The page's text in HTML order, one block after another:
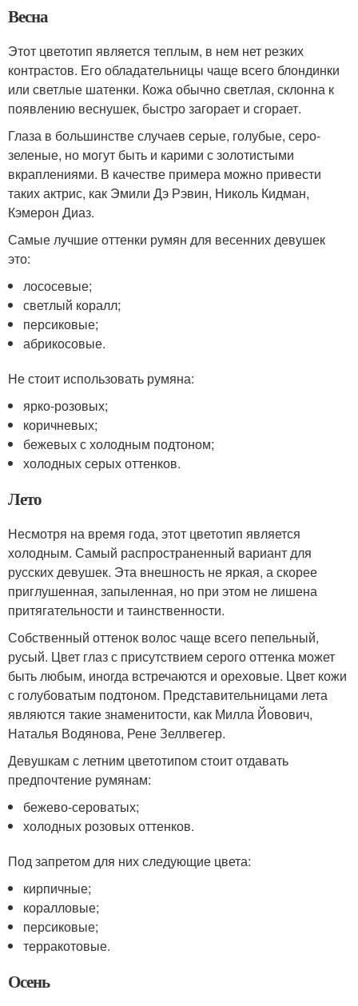
Весна
Этот цветотип является теплым, в нем нет резких
контрастов. Его обладательницы чаще всего блондинки
или светлые шатенки. Кожа обычно светлая, склонна к
появлению веснушек, быстро загорает и сгорает.
Глаза в большинстве случаев серые, голубые, серо-
зеленые, но могут быть и карими с золотистыми
вкраплениями. В качестве примера можно привести
таких актрис, как Эмили Дэ Рэвин, Николь Кидман,
Кэмерон Диаз.
Самые лучшие оттенки румян для весенних девушек
это:
лососевые;
светлый коралл;
персиковые;
абрикосовые.
Не стоит использовать румяна:
ярко-розовых;
коричневых;
бежевых с холодным подтоном;
холодных серых оттенков.
Лето
Несмотря на время года, этот цветотип является
холодным. Самый распространенный вариант для
русских девушек. Эта внешность не яркая, а скорее
приглушенная, запыленная, но при этом не лишена
притягательности и таинственности.
Собственный оттенок волос чаще всего пепельный,
русый. Цвет глаз с присутствием серого оттенка может
быть любым, иногда встречаются и ореховые. Цвет кожи
с голубоватым подтоном. Представительницами лета
являются такие знаменитости, как Милла Йовович,
Наталья Водянова, Рене Зеллвегер.
Девушкам с летним цветотипом стоит отдавать
предпочтение румянам:
бежево-сероватых;
холодных розовых оттенков.
Под запретом для них следующие цвета:
кирпичные;
коралловые;
персиковые;
терракотовые.
Осень